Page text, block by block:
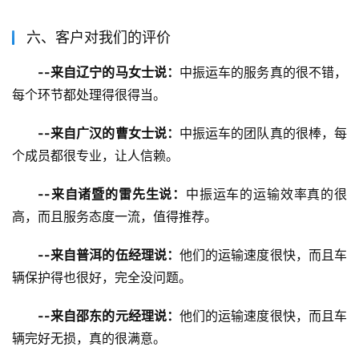
六、客户对我们的评价
--来自辽宁的马女士说： 中振运车的服务真的很不错，
每个环节都处理得很得当。
--来自广汉的曹女士说： 中振运车的团队真的很棒，每
个成员都很专业，让人信赖。
--来自诸暨的雷先生说： 中振运车的运输效率真的很
高，而且服务态度一流，值得推荐。
--来自普洱的伍经理说： 他们的运输速度很快，而且车
辆保护得也很好，完全没问题。
--来自邵东的元经理说： 他们的运输速度很快，而且车
辆完好无损，真的很满意。